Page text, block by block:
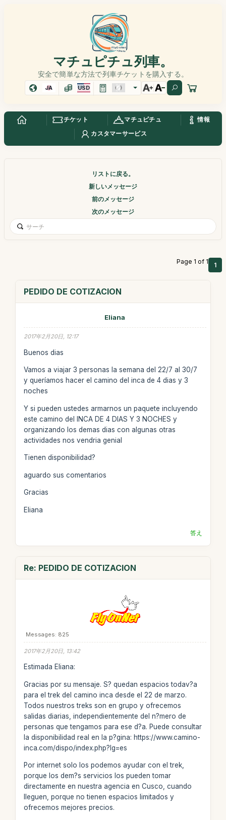
マチュピチュ列車。
安全で簡単な方法で列車チケットを購入する。
JA USD
チケット マチュピチュ
情報
カスタマーサービス
リストに戻る。
新しいメッセージ
前のメッセージ
次のメッセージ
Page 1 of 1 1
PEDIDO DE COTIZACION
Eliana
2017年2月20日, 12:17
Buenos dias
Vamos a viajar 3 personas la semana del 22/7 al 30/7
y queríamos hacer el camino del inca de 4 dias y 3
noches
Y si pueden ustedes armarnos un paquete incluyendo
este camino del INCA DE 4 DIAS Y 3 NOCHES y
organizando los demas dias con algunas otras
actividades nos vendria genial
Tienen disponibilidad?
aguardo sus comentarios
Gracias
Eliana
答え
Re: PEDIDO DE COTIZACION
Messages: 825
2017年2月20日, 13:42
Estimada Eliana:
Gracias por su mensaje. S? quedan espacios todav?a
para el trek del camino inca desde el 22 de marzo.
Todos nuestros treks son en grupo y ofrecemos
salidas diarias, independientemente del n?mero de
personas que tengamos para ese d?a. Puede consultar
la disponibilidad real en la p?gina: https://www.camino-
inca.com/dispo/index.php?lg=es
Por internet solo los podemos ayudar con el trek,
porque los dem?s servicios los pueden tomar
directamente en nuestra agencia en Cusco, cuando
lleguen, porque no tienen espacios limitados y
ofrecemos mejores precios.